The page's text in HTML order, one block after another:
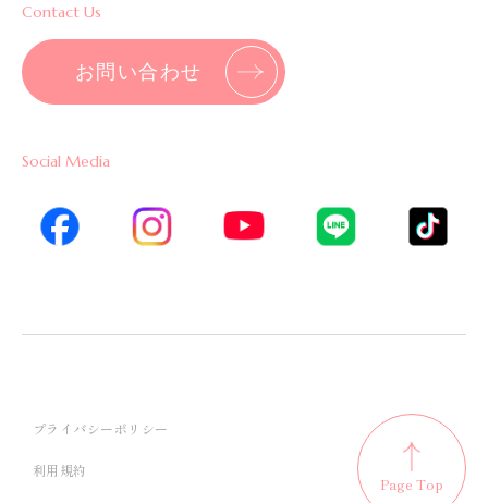
Contact Us
お問い合わせ
Social Media
プライバシーポリシー
利用規約
Page Top